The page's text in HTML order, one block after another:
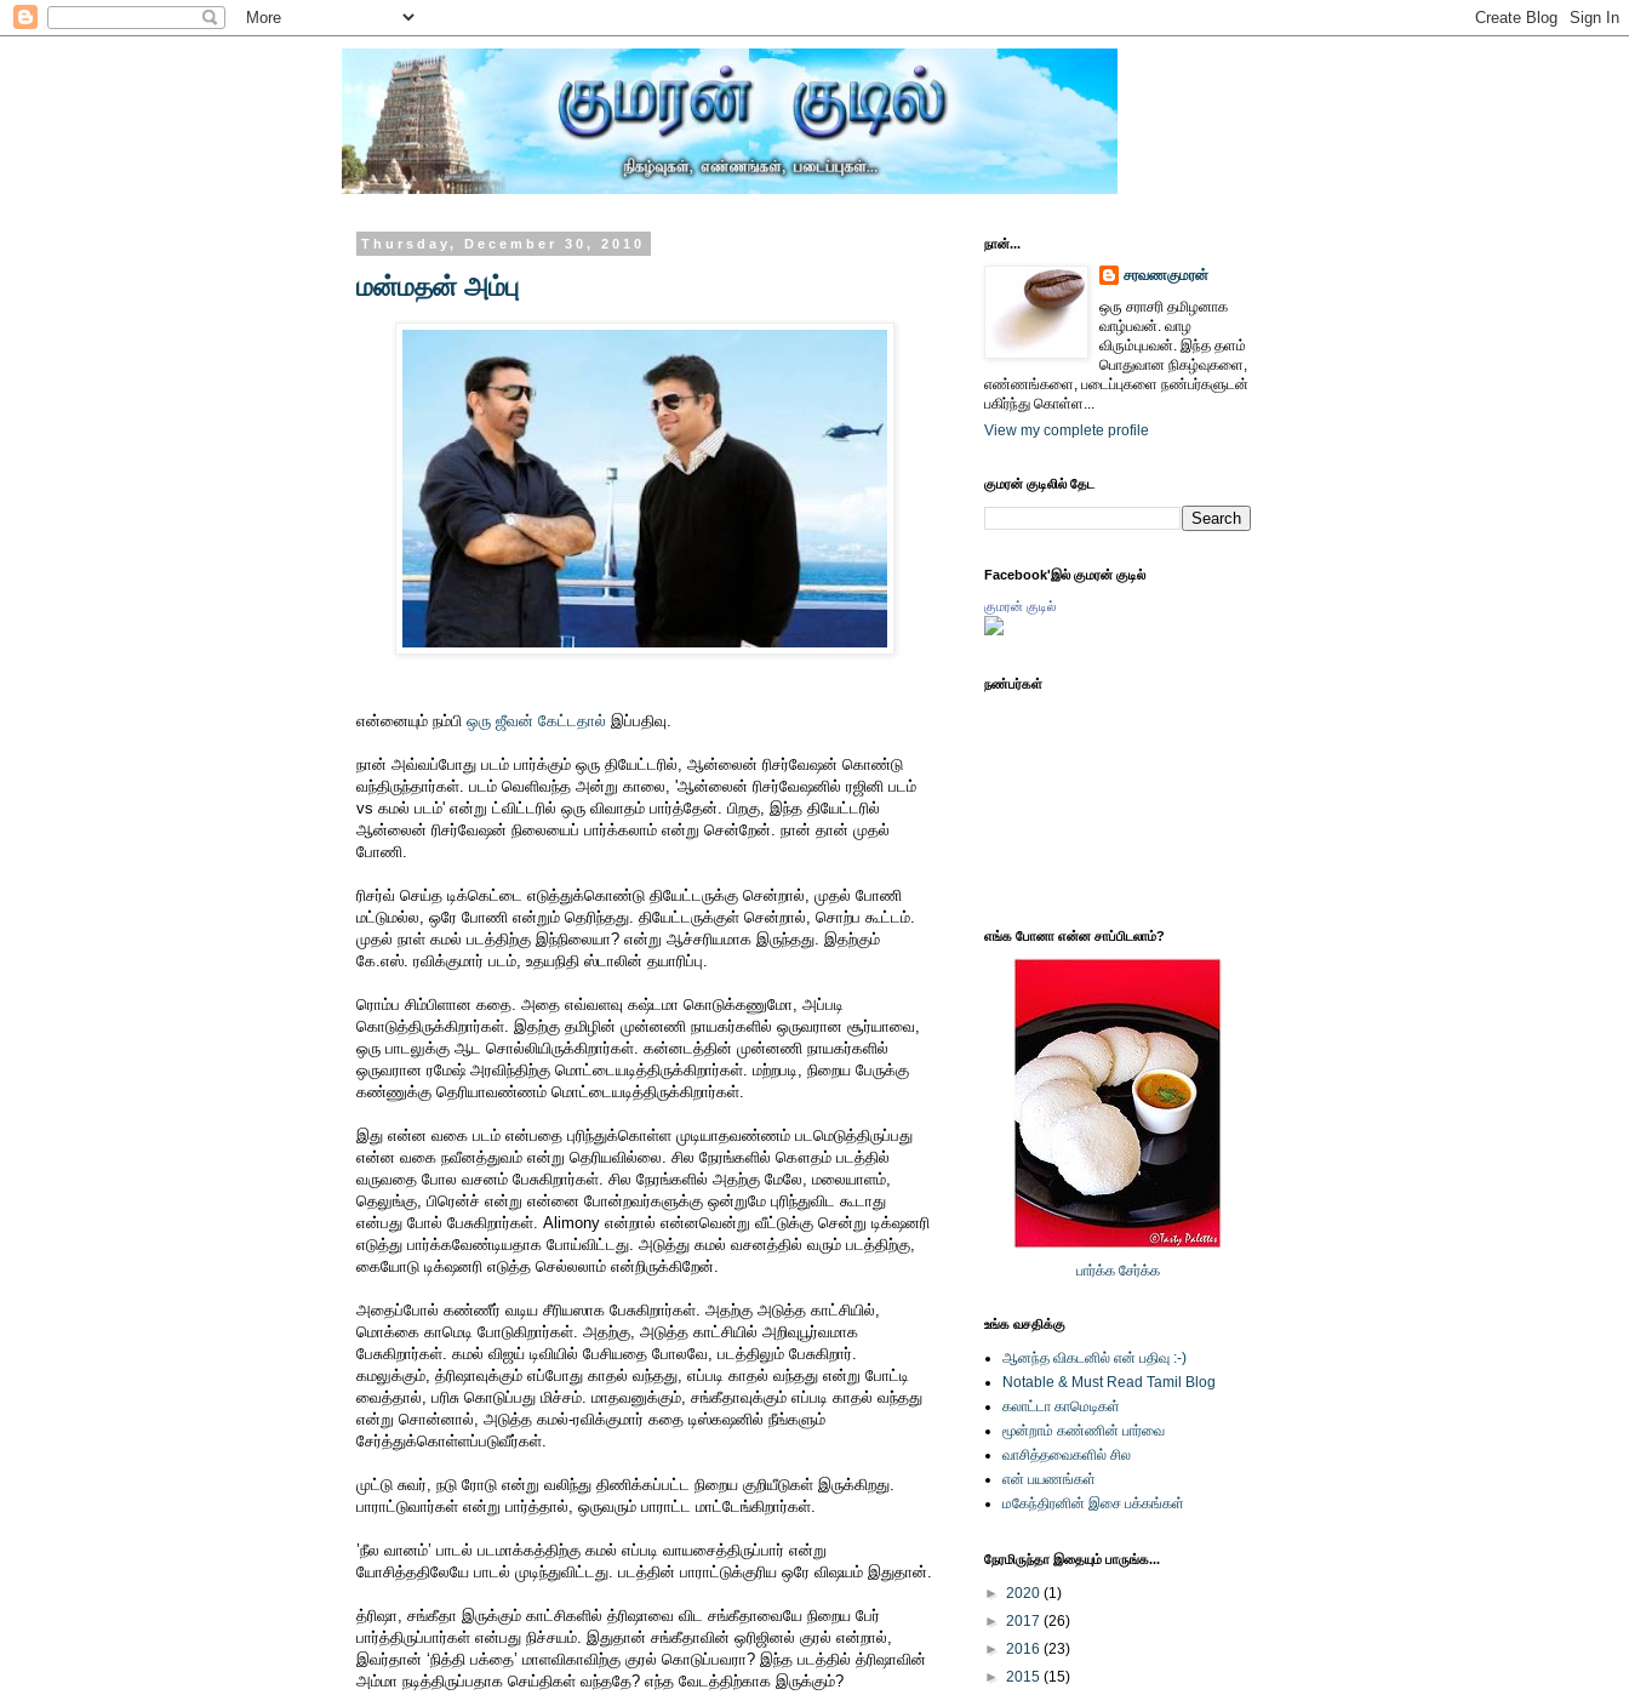
Thursday, December 30, 2010
மன்மதன் அம்பு
என்னையும் நம்பி ஒரு ஜீவன் கேட்டதால் இப்பதிவு.
நான் அவ்வப்போது படம் பார்க்கும் ஒரு தியேட்டரில், ஆன்லைன் ரிசர்வேஷன் கொண்டு
வந்திருந்தார்கள். படம் வெளிவந்த அன்று காலை, 'ஆன்லைன் ரிசர்வேஷனில் ரஜினி படம்
vs கமல் படம்' என்று ட்விட்டரில் ஒரு விவாதம் பார்த்தேன். பிறகு, இந்த தியேட்டரில்
ஆன்லைன் ரிசர்வேஷன் நிலையைப் பார்க்கலாம் என்று சென்றேன். நான் தான் முதல்
போணி.
ரிசர்வ் செய்த டிக்கெட்டை எடுத்துக்கொண்டு தியேட்டருக்கு சென்றால், முதல் போணி
மட்டுமல்ல, ஒரே போணி என்றும் தெரிந்தது. தியேட்டருக்குள் சென்றால், சொற்ப கூட்டம்.
முதல் நாள் கமல் படத்திற்கு இந்நிலையா? என்று ஆச்சரியமாக இருந்தது. இதற்கும்
கே.எஸ். ரவிக்குமார் படம், உதயநிதி ஸ்டாலின் தயாரிப்பு.
ரொம்ப சிம்பிளான கதை. அதை எவ்வளவு கஷ்டமா கொடுக்கணுமோ, அப்படி
கொடுத்திருக்கிறார்கள். இதற்கு தமிழின் முன்னணி நாயகர்களில் ஒருவரான சூர்யாவை,
ஒரு பாடலுக்கு ஆட சொல்லியிருக்கிறார்கள். கன்னடத்தின் முன்னணி நாயகர்களில்
ஒருவரான ரமேஷ் அரவிந்திற்கு மொட்டையடித்திருக்கிறார்கள். மற்றபடி, நிறைய பேருக்கு
கண்ணுக்கு தெரியாவண்ணம் மொட்டையடித்திருக்கிறார்கள்.
இது என்ன வகை படம் என்பதை புரிந்துக்கொள்ள முடியாதவண்ணம் படமெடுத்திருப்பது
என்ன வகை நவீனத்துவம் என்று தெரியவில்லை. சில நேரங்களில் கௌதம் படத்தில்
வருவதை போல வசனம் பேசுகிறார்கள். சில நேரங்களில் அதற்கு மேலே, மலையாளம்,
தெலுங்கு, பிரென்ச் என்று என்னை போன்றவர்களுக்கு ஒன்றுமே புரிந்துவிட கூடாது
என்பது போல் பேசுகிறார்கள். Alimony என்றால் என்னவென்று வீட்டுக்கு சென்று டிக்‌ஷனரி
எடுத்து பார்க்கவேண்டியதாக போய்விட்டது. அடுத்து கமல் வசனத்தில் வரும் படத்திற்கு,
கையோடு டிக்‌ஷனரி எடுத்த செல்லலாம் என்றிருக்கிறேன்.
அதைப்போல் கண்ணீர் வடிய சீரியஸாக பேசுகிறார்கள். அதற்கு அடுத்த காட்சியில்,
மொக்கை காமெடி போடுகிறார்கள். அதற்கு, அடுத்த காட்சியில் அறிவுபூர்வமாக
பேசுகிறார்கள். கமல் விஜய் டிவியில் பேசியதை போலவே, படத்திலும் பேசுகிறார்.
கமலுக்கும், த்ரிஷாவுக்கும் எப்போது காதல் வந்தது, எப்படி காதல் வந்தது என்று போட்டி
வைத்தால், பரிசு கொடுப்பது மிச்சம். மாதவனுக்கும், சங்கீதாவுக்கும் எப்படி காதல் வந்தது
என்று சொன்னால், அடுத்த கமல்-ரவிக்குமார் கதை டிஸ்கஷனில் நீங்களும்
சேர்த்துக்கொள்ளப்படுவீர்கள்.
முட்டு சுவர், நடு ரோடு என்று வலிந்து திணிக்கப்பட்ட நிறைய குறியீடுகள் இருக்கிறது.
பாராட்டுவார்கள் என்று பார்த்தால், ஒருவரும் பாராட்ட மாட்டேங்கிறார்கள்.
’நீல வானம்’ பாடல் படமாக்கத்திற்கு கமல் எப்படி வாயசைத்திருப்பார் என்று
யோசித்ததிலேயே பாடல் முடிந்துவிட்டது. படத்தின் பாராட்டுக்குரிய ஒரே விஷயம் இதுதான்.
த்ரிஷா, சங்கீதா இருக்கும் காட்சிகளில் த்ரிஷாவை விட சங்கீதாவையே நிறைய பேர்
பார்த்திருப்பார்கள் என்பது நிச்சயம். இதுதான் சங்கீதாவின் ஒரிஜினல் குரல் என்றால்,
இவர்தான் ‘நித்தி பக்தை’ மாளவிகாவிற்கு குரல் கொடுப்பவரா? இந்த படத்தில் த்ரிஷாவின்
அம்மா நடித்திருப்பதாக செய்திகள் வந்ததே? எந்த வேடத்திற்காக இருக்கும்?
நான்...
சரவணகுமரன்
ஒரு சராசரி தமிழனாக
வாழ்பவன். வாழ
விரும்புபவன். இந்த தளம்
பொதுவான நிகழ்வுகளை,
எண்ணங்களை, படைப்புகளை நண்பர்களுடன்
பகிர்ந்து கொள்ள...
View my complete profile
குமரன் குடிலில் தேட
Facebook'இல் குமரன் குடில்
குமரன் குடில்
நண்பர்கள்
எங்க போனா என்ன சாப்பிடலாம்?
பார்க்க சேர்க்க
உங்க வசதிக்கு
ஆனந்த விகடனில் என் பதிவு :-)
Notable & Must Read Tamil Blog
கலாட்டா காமெடிகள்
மூன்றாம் கண்ணின் பார்வை
வாசித்தவைகளில் சில
என் பயணங்கள்
மகேந்திரனின் இசை பக்கங்கள்
நேரமிருந்தா இதையும் பாருங்க...
► 2020 (1)
► 2017 (26)
► 2016 (23)
► 2015 (15)